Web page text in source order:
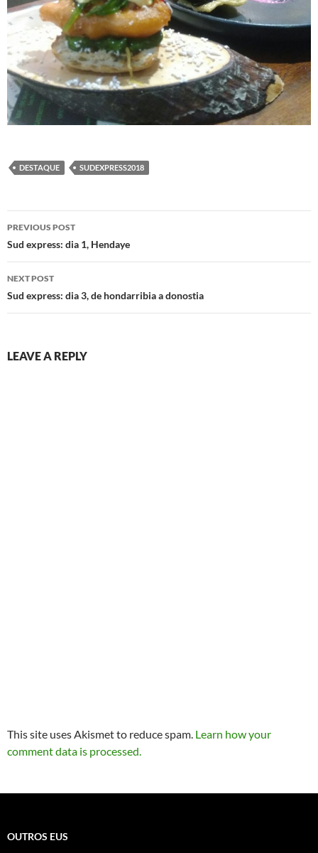
DESTAQUE SUDEXPRESS2018
Post
navigation
PREVIOUS POST
Sud express: dia 1, Hendaye
NEXT POST
Sud express: dia 3, de hondarribia a donostia
LEAVE A REPLY
This site uses Akismet to reduce spam. Learn how your
comment data is processed.
OUTROS EUS